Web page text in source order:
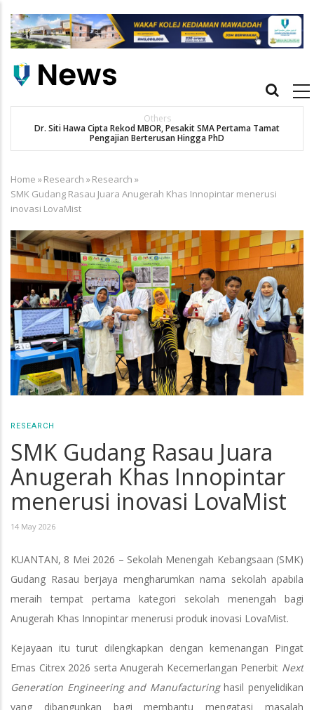
main
Main
Others
Dr. Siti Hawa Cipta Rekod MBOR, Pesakit SMA Pertama Tamat
Pengajian Berterusan Hingga PhD
Breadcrumb
Home »Research »Research »
SMK Gudang Rasau Juara Anugerah Khas Innopintar menerusi
inovasi LovaMist
RESEARCH
SMK Gudang Rasau Juara
Anugerah Khas Innopintar
menerusi inovasi LovaMist
14 May 2026
KUANTAN, 8 Mei 2026 – Sekolah Menengah Kebangsaan (SMK)
Gudang Rasau berjaya mengharumkan nama sekolah apabila
meraih tempat pertama kategori sekolah menengah bagi
Anugerah Khas Innopintar menerusi produk inovasi LovaMist.
Kejayaan itu turut dilengkapkan dengan kemenangan Pingat
Emas Citrex 2026 serta Anugerah Kecemerlangan Penerbit Next
Generation Engineering and Manufacturinghasil penyelidikan
yang dibangunkan bagi membantu mengatasi masalah